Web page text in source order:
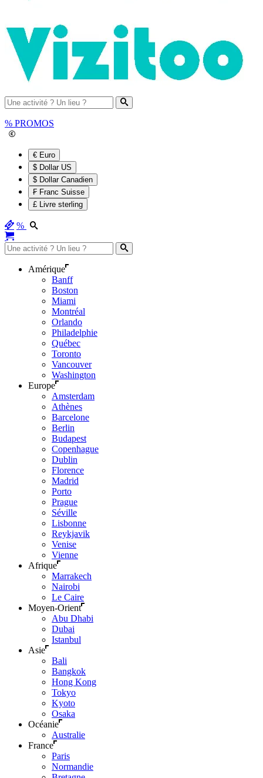
% PROMOS
€ Euro
$ Dollar US
$ Dollar Canadien
₣ Franc Suisse
£ Livre sterling
%
Amérique
Banff
Boston
Miami
Montréal
Orlando
Philadelphie
Québec
Toronto
Vancouver
Washington
Europe
Amsterdam
Athènes
Barcelone
Berlin
Budapest
Copenhague
Dublin
Florence
Madrid
Porto
Prague
Séville
Lisbonne
Reykjavik
Venise
Vienne
Afrique
Marrakech
Nairobi
Le Caire
Moyen-Orient
Abu Dhabi
Dubai
Istanbul
Asie
Bali
Bangkok
Hong Kong
Tokyo
Kyoto
Osaka
Océanie
Australie
France
Paris
Normandie